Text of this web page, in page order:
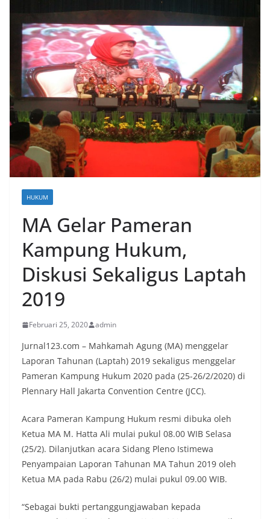
HUKUM
MA Gelar Pameran
Kampung Hukum,
Diskusi Sekaligus Laptah
2019
Februari 25, 2020 admin
Jurnal123.com – Mahkamah Agung (MA) menggelar
Laporan Tahunan (Laptah) 2019 sekaligus menggelar
Pameran Kampung Hukum 2020 pada (25-26/2/2020) di
Plennary Hall Jakarta Convention Centre (JCC).
Acara Pameran Kampung Hukum resmi dibuka oleh
Ketua MA M. Hatta Ali mulai pukul 08.00 WIB Selasa
(25/2). Dilanjutkan acara Sidang Pleno Istimewa
Penyampaian Laporan Tahunan MA Tahun 2019 oleh
Ketua MA pada Rabu (26/2) mulai pukul 09.00 WIB.
“Sebagai bukti pertanggungjawaban kepada